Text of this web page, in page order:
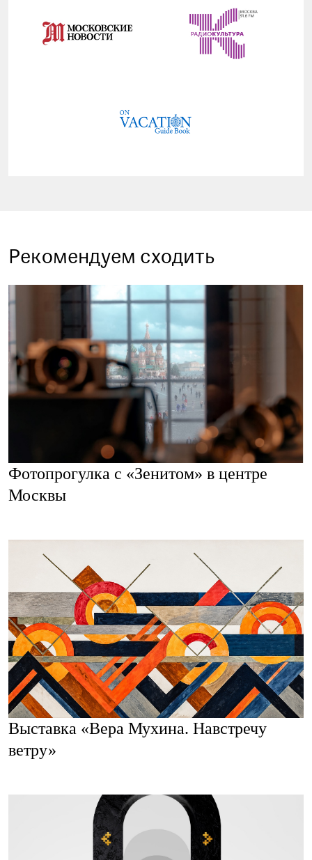
Рекомендуем сходить
Фотопрогулка с «Зенитом» в центре
Москвы
Выставка «Вера Мухина. Навстречу
ветру»